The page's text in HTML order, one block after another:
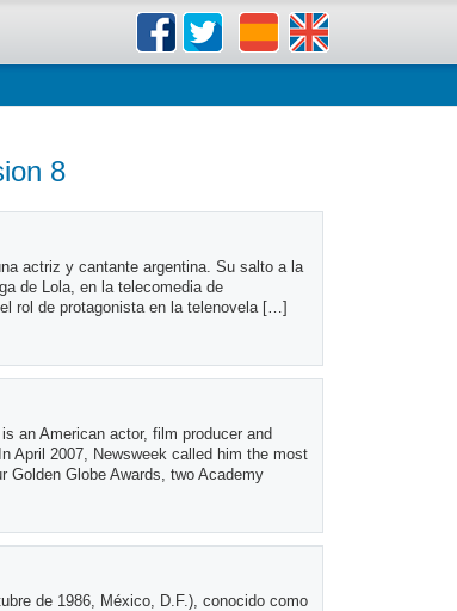
8
actriz y cantante argentina. Su salto a la
de Lola, en la telecomedia de
rol de protagonista en la telenovela […]
an American actor, film producer and
April 2007, Newsweek called him the most
Golden Globe Awards, two Academy
de 1986, México, D.F.), conocido como